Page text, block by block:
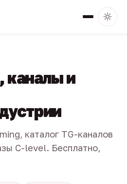
каналы и
каталог TG-каналов
C-level. Бесплатно,